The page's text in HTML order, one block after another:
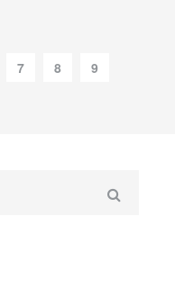
7 8
9